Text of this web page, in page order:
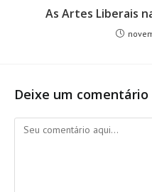
As Artes Liberais
Deixe um comentário
Comentário